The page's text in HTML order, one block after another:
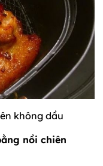
không dầu
nồi chiên